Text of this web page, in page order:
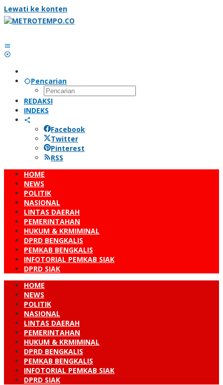
Lewati ke konten
Pencarian
REDAKSI
INDEKS
Facebook
Twitter
Pinterest
RSS
HOME
NEWS
POLITIK
NASIONAL
LINTAS DAERAH
PEMERINTAHAN
HUKUM & KRMIMINAL
DPRD BENGKALIS
PEMKAB BENGKALIS
INFOTORIAL PEMKAB SIAK
DPRD SIAK
HOME
NEWS
POLITIK
NASIONAL
LINTAS DAERAH
PEMERINTAHAN
HUKUM & KRMIMINAL
DPRD BENGKALIS
PEMKAB BENGKALIS
INFOTORIAL PEMKAB SIAK
DPRD SIAK